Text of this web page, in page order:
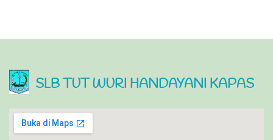
SLB TUT WURI HANDAYANI KAPAS